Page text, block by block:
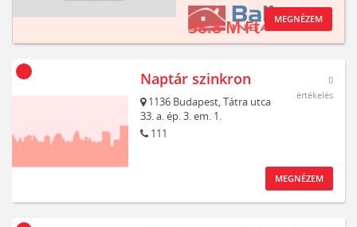
38.8 M Ft MEGNÉZEM
Naptár szinkron
1136 Budapest,Tátra utca
33. a. ép. 3. em. 1.
111
0
értékelés
MEGNÉZEM